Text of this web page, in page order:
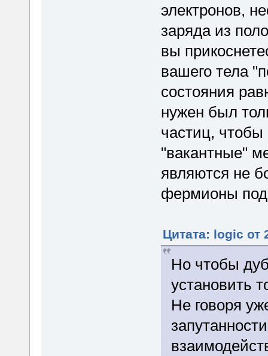
электронов,
заряда из
вы
вашего тела
состояния
нужен был
частиц, чтобы
"вакантные"
являются не
фермионы
Цитата: logic от
Но чтобы
установить
Не говоря